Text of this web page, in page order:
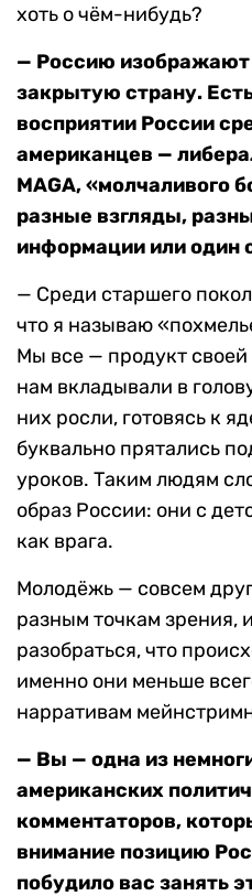
хоть о чём-нибудь?
— Россию
закрытую страну.
восприятии России
американцев —
MAGA, «молчаливого
разные взгляды,
информации или один
— Среди старшего
что я называю
Мы все — продукт своей
нам вкладывали в
них росли, готовясь к
буквально прятались
уроков. Таким людям
образ России: они с
как врага.
Молодёжь — совсем
разным точкам зрения,
разобраться, что
именно они меньше
нарративам
— Вы — одна из
американских
комментаторов,
внимание позицию
побудило вас занять